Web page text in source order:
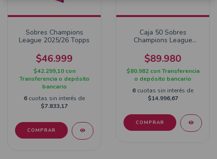
Sobres Champions
League 2025/26 Topps
$46.999
$42.299,10 con
Transferencia o depósito
bancario
6 cuotas sin interés de
$7.833,17
COMPRAR
Caja 50 Sobres
Champions League
$89.980
$80.982 con Transferencia
o depósito bancario
6 cuotas sin interés de
$14.996,67